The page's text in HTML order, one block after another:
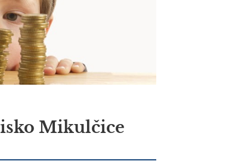
Mikulčice